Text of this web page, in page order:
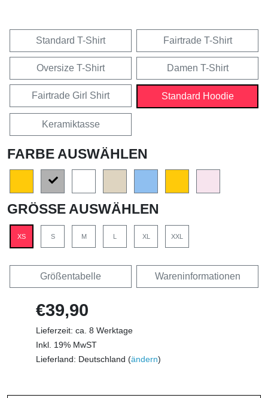
Standard T-Shirt Fairtrade T-Shirt
Oversize T-Shirt Damen T-Shirt
Fairtrade Girl Shirt Standard Hoodie
Keramiktasse
FARBE AUSWÄHLEN
GRÖSSE AUSWÄHLEN
XS S M L XL XXL
Größentabelle Wareninformationen
€39,90
Lieferzeit: ca. 8 Werktage
Inkl. 19% MwST
Lieferland: Deutschland (ändern)